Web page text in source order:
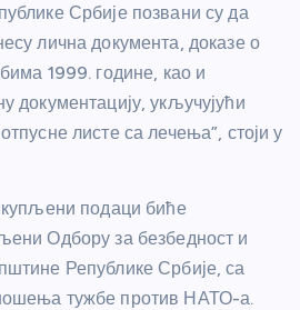
Србије позвани су да
лична документа, доказе о
1999. године, као и
документацију, укључујући
листе са лечења”, стоји у
подаци биће
Одбору за безбедност и
Републике Србије, са
тужбе против НАТО-а.